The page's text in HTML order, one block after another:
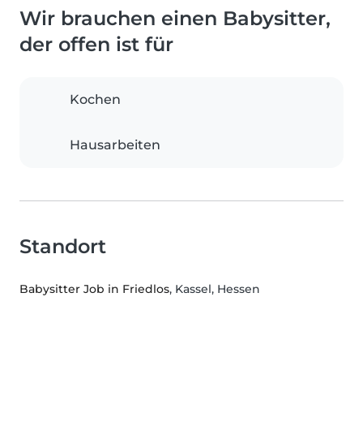
Wir brauchen einen Babysitter,
der offen ist für
Kochen
Hausarbeiten
Standort
Babysitter Job in Friedlos, Kassel, Hessen